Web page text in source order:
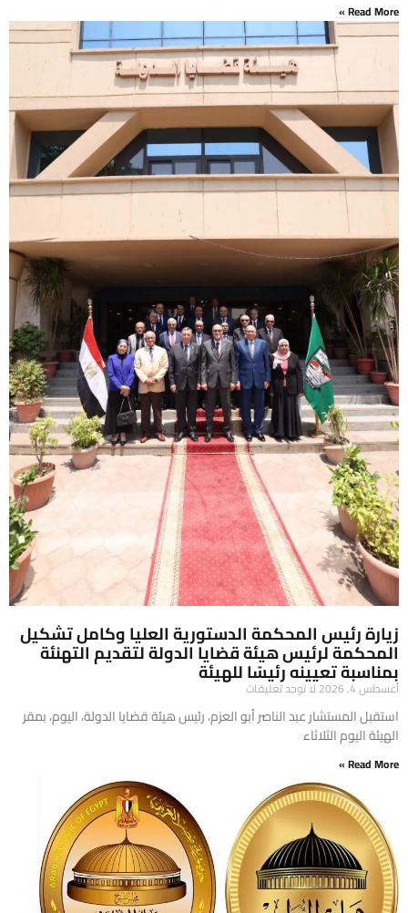
Read More »
زيارة رئيس المحكمة الدستورية العليا وكامل تشكيل
المحكمة لرئيس هيئة قضايا الدولة لتقديم التهنئة
بمناسبة تعيينه رئيسًا للهيئة
أغسطس 4, 2026 لا توجد تعليقات
​استقبل المستشار عبد الناصر أبو العزم، رئيس هيئة قضايا الدولة، اليوم، بمقر
الهيئة اليوم الثلاثاء
Read More »